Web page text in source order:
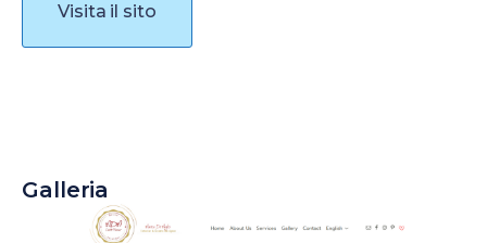
Visita il sito
Galleria